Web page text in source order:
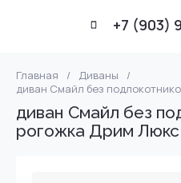
+7 (903)
Главная / Диваны
/
диван Смайл без
диван Смайл без
рогожка Дрим Люкс